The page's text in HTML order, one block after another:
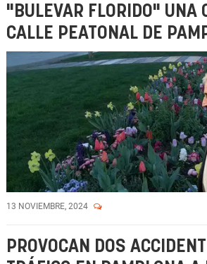
"BULEVAR FLORIDO" UNA
CALLE PEATONAL DE
13 NOVIEMBRE, 2024
PROVOCAN DOS